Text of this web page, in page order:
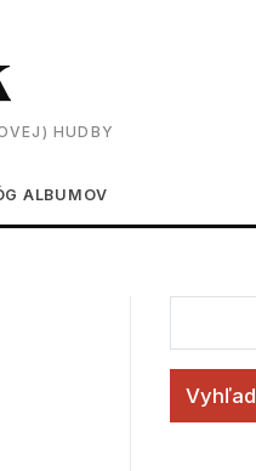
HUDBY
ALBUMOV